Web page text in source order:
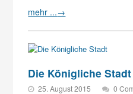
mehr ...→
Die Königliche Stadt
25. August 2015 0